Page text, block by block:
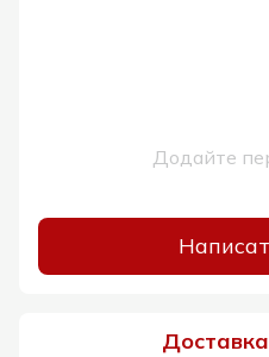
Додайте
Доставка